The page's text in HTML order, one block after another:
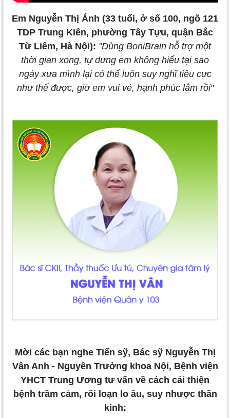
Em Nguyễn Thị Ánh (33 tuổi, ở số 100, ngõ 121
TDP Trung Kiên, phường Tây Tựu, quận Bắc
Từ Liêm, Hà Nội): "Dùng BoniBrain hỗ trợ một
thời gian xong, tự dưng em không hiểu tại sao
ngày xưa mình lại có thể luôn suy nghĩ tiêu cực
như thế được, giờ em vui vẻ, hạnh phúc lắm rồi"
Mời các bạn nghe Tiến sỹ, Bác sỹ Nguyễn Thị
Vân Anh - Nguyên Trưởng khoa Nội, Bệnh viện
YHCT Trung Ương tư vấn về cách cải thiện
bệnh trầm cảm, rối loạn lo âu, suy nhược thần
kinh: